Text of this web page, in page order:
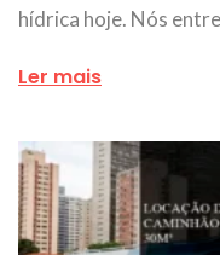
hídrica hoje. Nós
Ler mais